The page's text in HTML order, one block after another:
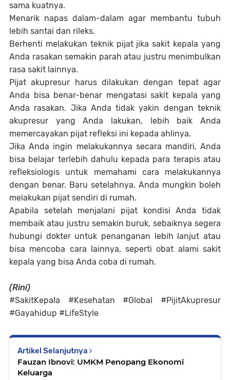
sama kuatnya.
Menarik napas dalam-dalam agar membantu tubuh
lebih santai dan rileks.
Berhenti melakukan teknik pijat jika sakit kepala yang
Anda rasakan semakin parah atau justru menimbulkan
rasa sakit lainnya.
Pijat akupresur harus dilakukan dengan tepat agar
Anda bisa benar-benar mengatasi sakit kepala yang
Anda rasakan. Jika Anda tidak yakin dengan teknik
akupresur yang Anda lakukan, lebih baik Anda
memercayakan pijat refleksi ini kepada ahlinya.
Jika Anda ingin melakukannya secara mandiri, Anda
bisa belajar terlebih dahulu kepada para terapis atau
refleksiologis untuk memahami cara melakukannya
dengan benar. Baru setelahnya, Anda mungkin boleh
melakukan pijat sendiri di rumah.
Apabila setelah menjalani pijat kondisi Anda tidak
membaik atau justru semakin buruk, sebaiknya segera
hubungi dokter untuk penanganan lebih lanjut atau
bisa mencoba cara lainnya, seperti obat alami sakit
kepala yang bisa Anda coba di rumah.
(Rini)
#SakitKepala #Kesehatan #Global #PijitAkupresur
#Gayahidup #LifeStyle
Artikel Selanjutnya
Fauzan Ibnovi: UMKM Penopang Ekonomi
Keluarga